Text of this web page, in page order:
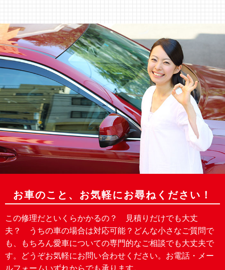
お車のこと、 お気軽にお尋ねください！
この修理だといくらかかるの？ 見積りだけでも大丈
夫？ うちの車の場合は対応可能？どんな小さなご質問で
も、もちろん愛車についての専門的なご相談でも大丈夫で
す。どうぞお気軽にお問い合わせください。お電話・メー